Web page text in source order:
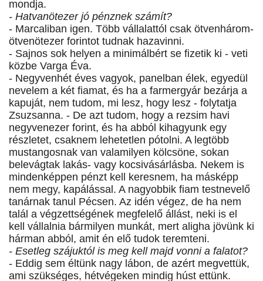
mondja.
- Hatvanötezer jó pénznek számít?
- Marcaliban igen. Több vállalattól csak ötvenhárom-
ötvenötezer forintot tudnak hazavinni.
- Sajnos sok helyen a minimálbért se fizetik ki - veti
közbe Varga Éva.
- Negyvenhét éves vagyok, panelban élek, egyedül
nevelem a két fiamat, és ha a farmergyár bezárja a
kapuját, nem tudom, mi lesz, hogy lesz - folytatja
Zsuzsanna. - De azt tudom, hogy a rezsim havi
negyvenezer forint, és ha abból kihagyunk egy
részletet, csaknem lehetetlen pótolni. A legtöbb
mustangosnak van valamilyen kölcsöne, sokan
belevágtak lakás- vagy kocsivásárlásba. Nekem is
mindenképpen pénzt kell keresnem, ha másképp
nem megy, kapálással. A nagyobbik fiam testnevelő
tanárnak tanul Pécsen. Az idén végez, de ha nem
talál a végzettségének megfelelő állást, neki is el
kell vállalnia bármilyen munkát, mert aligha jövünk ki
hárman abból, amit én elő tudok teremteni.
- Esetleg szájuktól is meg kell majd vonni a falatot?
- Eddig sem éltünk nagy lábon, de azért megvettük,
ami szükséges, hétvégeken mindig húst ettünk.